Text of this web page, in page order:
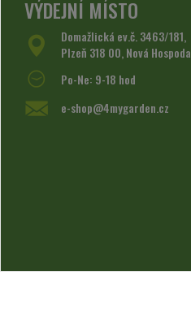
VÝDEJNÍ MÍSTO
Domažlická ev.č. 3463/181,
Plzeň 318 00, Nová Hospoda
Po-Ne: 9-18 hod
e-shop@4mygarden.cz